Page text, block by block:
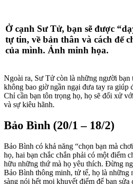
Ở cạnh Sư Tử, bạn sẽ được
tự tin, về bản thân và cách để
của mình. Ảnh minh họa.
Ngoài ra, Sư Tử còn là những người bạn
không bao giờ ngần ngại đưa tay ra giúp
Chỉ cần bạn tôn trọng họ, họ sẽ đối xử
và sự kiêu hãnh.
Bảo Bình (20/1 – 18/2)
Bảo Bình có khả năng “chọn bạn mà
họ, hai bạn chắc chắn phải có một điểm
hữu những thứ mà họ yêu thích. Đừng
Bảo Bình thông minh, tử tế, họ là những
sàng nói hết mọi khuyết điểm để bạn sửa